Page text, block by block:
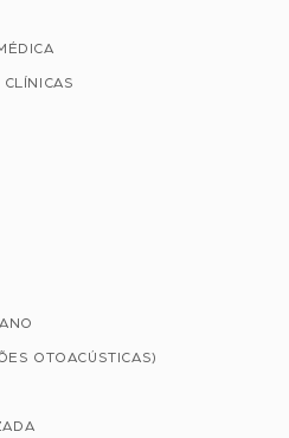
OTOACÚSTICAS)